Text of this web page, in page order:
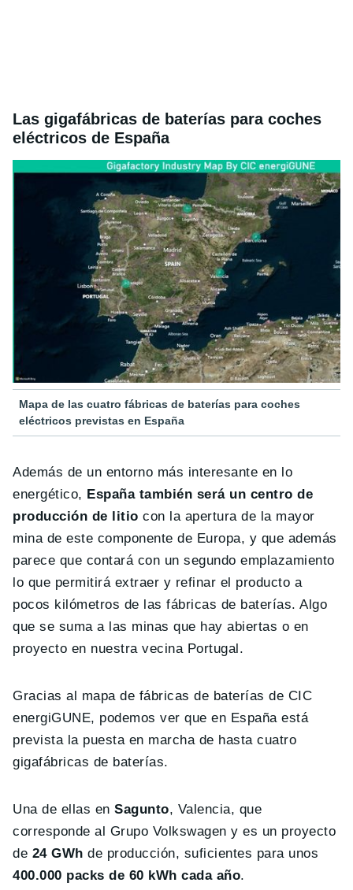
Las gigafábricas de baterías para coches
eléctricos de España
Mapa de las cuatro fábricas de baterías para coches
eléctricos previstas en España
Además de un entorno más interesante en lo
energético, España también será un centro de
producción de litio con la apertura de la mayor
mina de este componente de Europa, y que además
parece que contará con un segundo emplazamiento
lo que permitirá extraer y refinar el producto a
pocos kilómetros de las fábricas de baterías. Algo
que se suma a las minas que hay abiertas o en
proyecto en nuestra vecina Portugal.
Gracias al mapa de fábricas de baterías de CIC
energiGUNE, podemos ver que en España está
prevista la puesta en marcha de hasta cuatro
gigafábricas de baterías.
Una de ellas enSagunto, Valencia, que
corresponde al Grupo Volkswagen y es un proyecto
de 24 GWh de producción, suficientes para unos
400.000 packs de 60 kWh cada año.